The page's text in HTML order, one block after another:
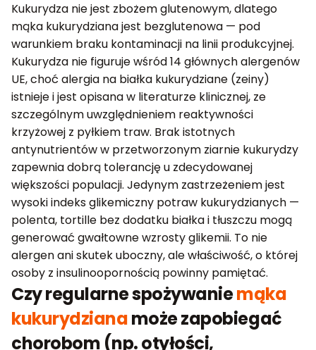
Kukurydza nie jest zbożem glutenowym, dlatego
mąka kukurydziana jest bezglutenowa — pod
warunkiem braku kontaminacji na linii produkcyjnej.
Kukurydza nie figuruje wśród 14 głównych alergenów
UE, choć alergia na białka kukurydziane (zeiny)
istnieje i jest opisana w literaturze klinicznej, ze
szczególnym uwzględnieniem reaktywności
krzyżowej z pyłkiem traw. Brak istotnych
antynutrientów w przetworzonym ziarnie kukurydzy
zapewnia dobrą tolerancję u zdecydowanej
większości populacji. Jedynym zastrzeżeniem jest
wysoki indeks glikemiczny potraw kukurydzianych —
polenta, tortille bez dodatku białka i tłuszczu mogą
generować gwałtowne wzrosty glikemii. To nie
alergen ani skutek uboczny, ale właściwość, o której
osoby z insulinoopornością powinny pamiętać.
Czy regularne spożywaniemąka
kukurydzianamoże zapobiegać
chorobom (np. otyłości,